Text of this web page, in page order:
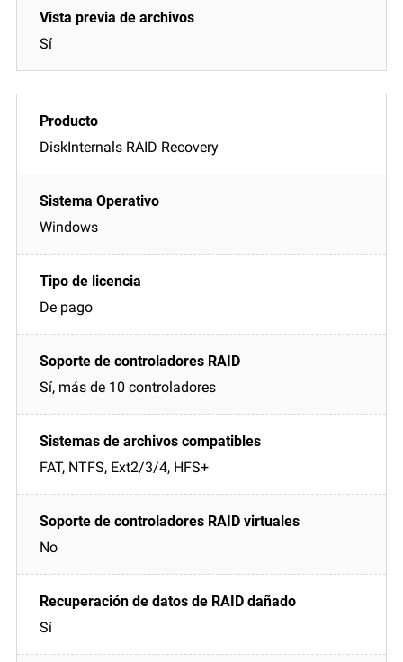
Sí
DiskInternals RAID Recovery
Windows
De pago
Sí, más de 10 controladores
FAT, NTFS, Ext2/3/4, HFS+
No
Sí